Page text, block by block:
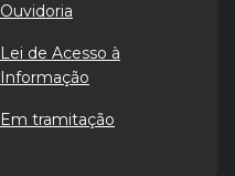
Ouvidoria
Lei de Acesso à
Informação
Em tramitação